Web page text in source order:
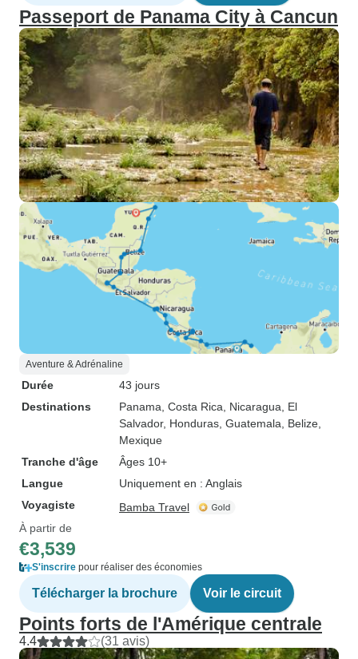
Passeport de Panama City à Cancun
Aventure & Adrénaline
Durée
43 jours
Destinations
Panama , Costa Rica , Nicaragua , El
Salvador, Honduras , Guatemala , Belize
Mexique
Tranche d'âge
Âges 10+
Langue
Uniquement en : Anglais
Voyagiste
Bamba Travel
À partir de
€3,539
S'inscrire pour réaliser des économies
Télécharger la brochure Voir le circuit
Points forts de l'Amérique centrale
4.4 (31 avis)